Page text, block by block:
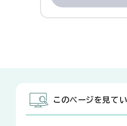
このページを見て